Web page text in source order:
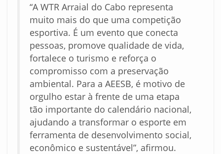
“A WTR Arraial do Cabo representa
muito mais do que uma competição
esportiva. É um evento que conecta
pessoas, promove qualidade de vida,
fortalece o turismo e reforça o
compromisso com a preservação
ambiental. Para a AEESB, é motivo de
orgulho estar à frente de uma etapa
tão importante do calendário nacional,
ajudando a transformar o esporte em
ferramenta de desenvolvimento social,
econômico e sustentável”, afirmou.